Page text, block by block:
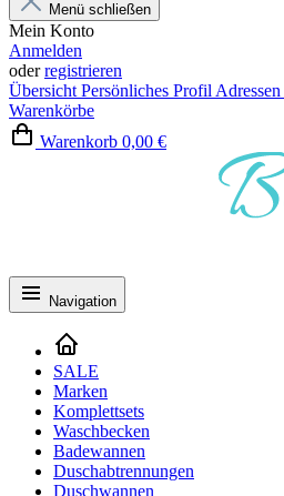
Menü schließen
Mein Konto
Anmelden
oderregistrieren
Übersicht Persönliches Profil Adressen
Warenkörbe
Warenkorb 0,00 €
Navigation
SALE
Marken
Komplettsets
Waschbecken
Badewannen
Duschabtrennungen
Duschwannen